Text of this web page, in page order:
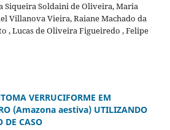
Siqueira Soldaini de Oliveira, Maria
Villanova Vieira, Raiane Machado da
, Lucas de Oliveira Figueiredo , Felipe
VERRUCIFORME EM
(Amazona aestiva) UTILIZANDO
DE CASO